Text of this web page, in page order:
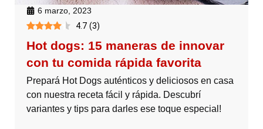
6 marzo, 2023
4.7 (3)
Hot dogs: 15 maneras de innovar
con tu comida rápida favorita
Prepará Hot Dogs auténticos y deliciosos en casa
con nuestra receta fácil y rápida. Descubrí
variantes y tips para darles ese toque especial!